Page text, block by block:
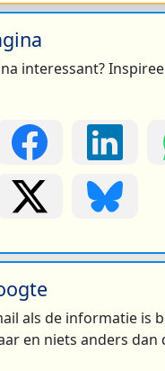
interessant?
als de informatie is
en niets anders dan